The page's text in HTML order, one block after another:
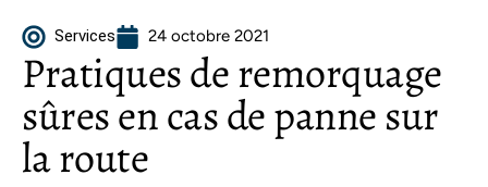
Services 24 octobre 2021
Pratiques de remorquage
sûres en cas de panne sur
la route